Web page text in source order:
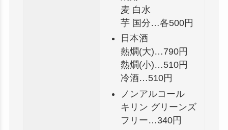
麦 白水
芋 国分…各500円
日本酒
熱燗(大)…790円
熱燗(小)…510円
冷酒…510円
ノンアルコール
キリン グリーンズ
フリー…340円